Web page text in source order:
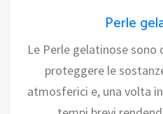
Perle
Le Perle gelatinose sono
proteggere le
atmosferici e, una volta